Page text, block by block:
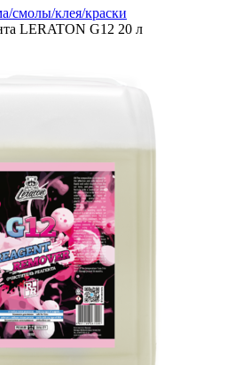
смолы/клея/краски
LERATON G12 20 л